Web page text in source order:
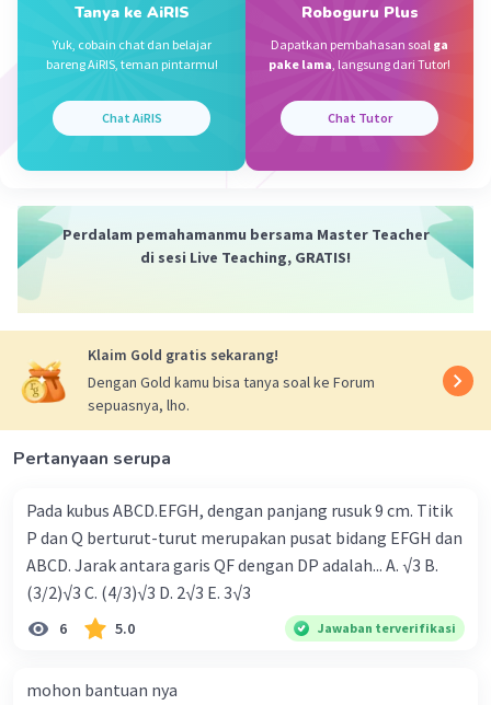
Tanya ke AiRIS
Yuk, cobain chat dan belajar
bareng AiRIS, teman pintarmu!
Chat AiRIS
Roboguru Plus
Dapatkan pembahasan soal ga
pake lama, langsung dari Tutor!
Chat Tutor
Perdalam pemahamanmu bersama Master Teacher
di sesi Live Teaching, GRATIS!
Klaim Gold gratis sekarang!
Dengan Gold kamu bisa tanya soal ke Forum
sepuasnya, lho.
Pertanyaan serupa
Pada kubus ABCD.EFGH, dengan panjang rusuk 9 cm. Titik
P dan Q berturut-turut merupakan pusat bidang EFGH dan
ABCD. Jarak antara garis QF dengan DP adalah... A. √3 B.
(3/2)√3 C. (4/3)√3 D. 2√3 E. 3√3
6 5.0 Jawaban terverifikasi
mohon bantuan nya